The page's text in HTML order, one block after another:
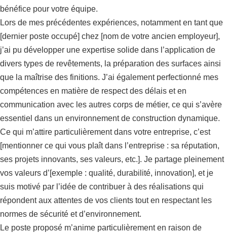
bénéfice pour votre équipe.
Lors de mes précédentes expériences, notamment en tant que
[dernier poste occupé] chez [nom de votre ancien employeur],
j’ai pu développer une expertise solide dans l’application de
divers types de revêtements, la préparation des surfaces ainsi
que la maîtrise des finitions. J’ai également perfectionné mes
compétences en matière de respect des délais et en
communication avec les autres corps de métier, ce qui s’avère
essentiel dans un environnement de construction dynamique.
Ce qui m’attire particulièrement dans votre entreprise, c’est
[mentionner ce qui vous plaît dans l’entreprise : sa réputation,
ses projets innovants, ses valeurs, etc.]. Je partage pleinement
vos valeurs d’[exemple : qualité, durabilité, innovation], et je
suis motivé par l’idée de contribuer à des réalisations qui
répondent aux attentes de vos clients tout en respectant les
normes de sécurité et d’environnement.
Le poste proposé m’anime particulièrement en raison de